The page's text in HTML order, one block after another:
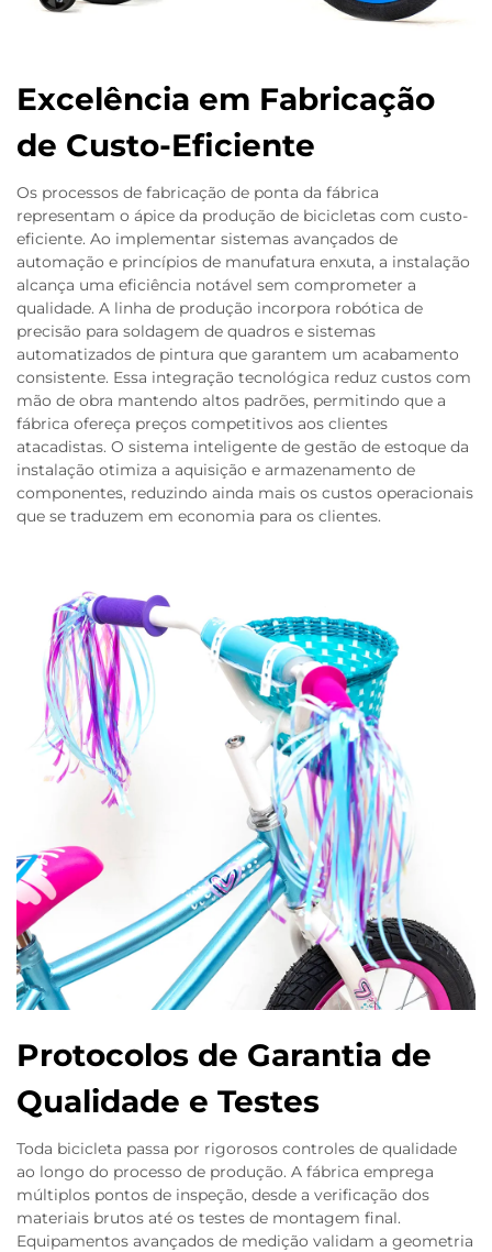
Excelência em Fabricação
de Custo-Eficiente
Os processos de fabricação de ponta da fábrica
representam o ápice da produção de bicicletas com custo-
eficiente. Ao implementar sistemas avançados de
automação e princípios de manufatura enxuta, a instalação
alcança uma eficiência notável sem comprometer a
qualidade. A linha de produção incorpora robótica de
precisão para soldagem de quadros e sistemas
automatizados de pintura que garantem um acabamento
consistente. Essa integração tecnológica reduz custos com
mão de obra mantendo altos padrões, permitindo que a
fábrica ofereça preços competitivos aos clientes
atacadistas. O sistema inteligente de gestão de estoque da
instalação otimiza a aquisição e armazenamento de
componentes, reduzindo ainda mais os custos operacionais
que se traduzem em economia para os clientes.
Protocolos de Garantia de
Qualidade e Testes
Toda bicicleta passa por rigorosos controles de qualidade
ao longo do processo de produção. A fábrica emprega
múltiplos pontos de inspeção, desde a verificação dos
materiais brutos até os testes de montagem final.
Equipamentos avançados de medição validam a geometria